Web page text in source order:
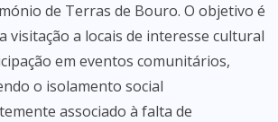
de Terras de Bouro. O objetivo é
visitação a locais de interesse cultural
em eventos comunitários,
o isolamento social
associado à falta de